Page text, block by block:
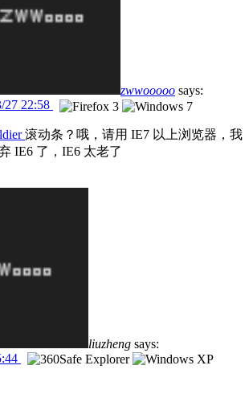
zwwooooo says:
27 22:58
滚动条？哦，请用 IE7 以上浏览器，我
IE6 了，IE6 太老了
liuzheng says: